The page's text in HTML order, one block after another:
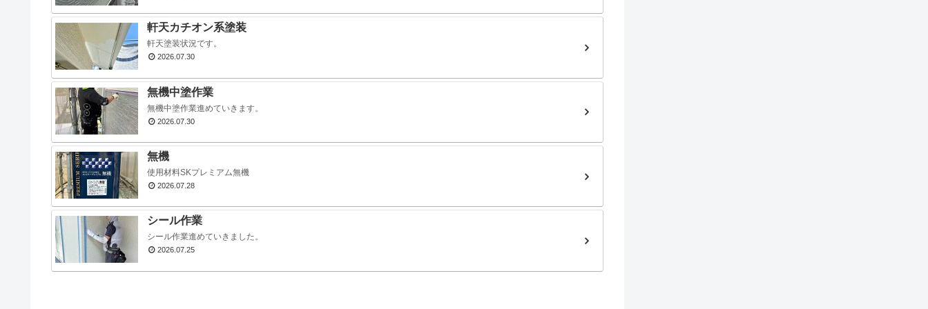
軒天カチオン系塗装
軒天塗装状況です。
2026.07.30
無機中塗作業
無機中塗作業進めていきます。
2026.07.30
無機
使用材料SKプレミアム無機
2026.07.28
シール作業
シール作業進めていきました。
2026.07.25